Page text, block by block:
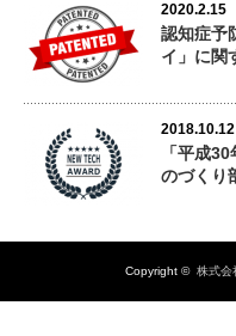
2020.2.15
認知症予
イ」に関
2018.10.12
「平成
のづくり
Copyright © 株式会